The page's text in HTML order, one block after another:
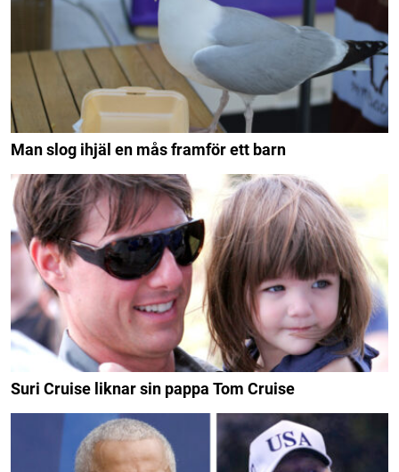
Man slog ihjäl en mås framför ett barn
Suri Cruise liknar sin pappa Tom Cruise